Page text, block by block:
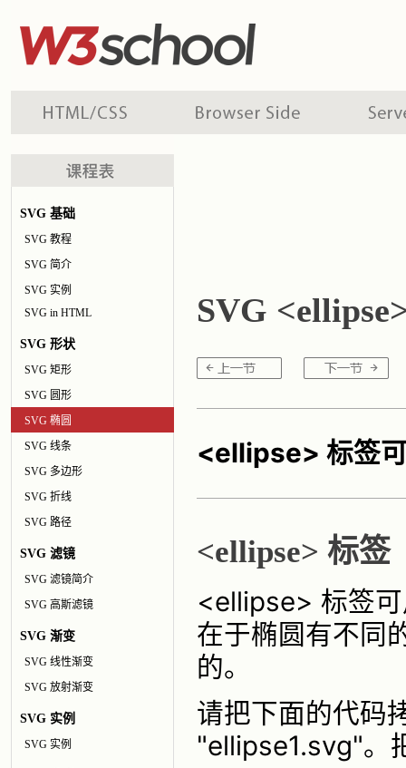
SVG 基础
SVG 教程
SVG 简介
SVG 实例
SVG in HTML
SVG 形状
SVG 矩形
SVG 圆形
SVG 椭圆
SVG 线条
SVG 多边形
SVG 折线
SVG 路径
SVG 滤镜
SVG 滤镜简介
SVG 高斯滤镜
SVG 渐变
SVG 线性渐变
SVG 放射渐变
SVG 实例
SVG 实例
SVG
<ellipse> 标签
<ellipse> 标签
<ellipse> 标签
在于椭圆有不同
的。
请把下面的代码
"ellipse1.svg"。